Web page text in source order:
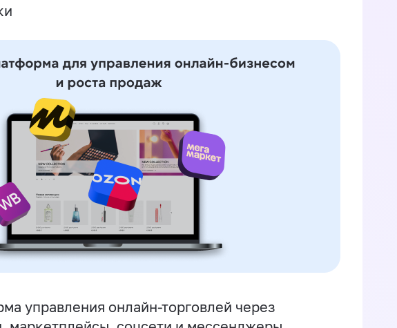
управления онлайн-торговлей через